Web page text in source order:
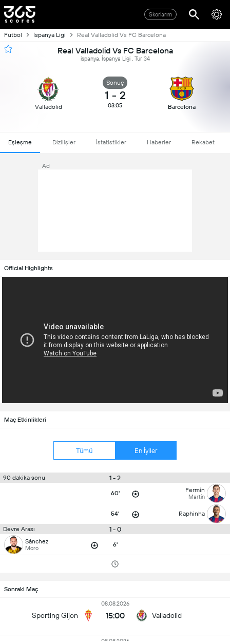
Skorlarım
Futbol İspanya Ligi Real Valladolid Vs FC Barcelona
Real Valladolid Vs FC Barcelona
ispanya, İspanya Ligi , Tur 34
Valladolid
Sonuç
1 - 2
03.05 Barcelona
Eşleşme Dizilişler İstatistikler Haberler Rekabet
Ad
Official Highlights
Maç Etkinlikleri
Tümü En İyiler
90 dakika sonu 1 - 2
60' Fermín
Martín
54' Raphinha
Devre Arası 1 - 0
Sánchez
Moro 6'
Sonraki Maç
Sporting Gijon
08.08.2026
15:00 Valladolid